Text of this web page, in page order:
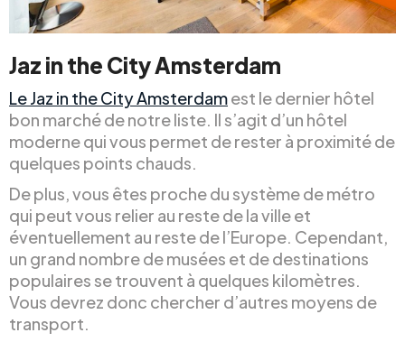
Jaz in the City Amsterdam
Le Jaz in the City Amsterdamest le dernier hôtel
bon marché de notre liste. Il s’agit d’un hôtel
moderne qui vous permet de rester à proximité de
quelques points chauds.
De plus, vous êtes proche du système de métro
qui peut vous relier au reste de la ville et
éventuellement au reste de l’Europe. Cependant,
un grand nombre de musées et de destinations
populaires se trouvent à quelques kilomètres.
Vous devrez donc chercher d’autres moyens de
transport.